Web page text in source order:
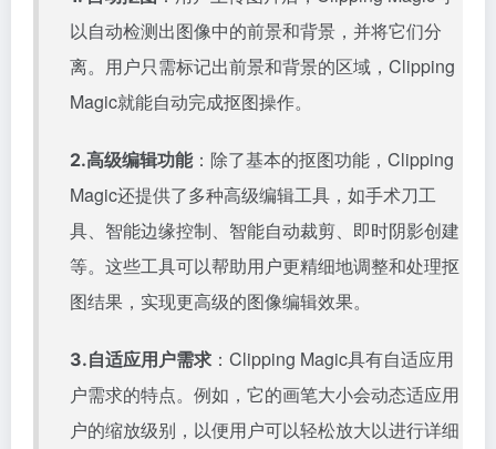
以自动检测出图像中的前景和背景，并将它们分
离。用户只需标记出前景和背景的区域，Clipping
Magic就能自动完成抠图操作。
2.高级编辑功能：除了基本的抠图功能，Clipping
Magic还提供了多种高级编辑工具，如手术刀工
具、智能边缘控制、智能自动裁剪、即时阴影创建
等。这些工具可以帮助用户更精细地调整和处理抠
图结果，实现更高级的图像编辑效果。
3.自适应用户需求 ：Clipping Magic具有自适应用
户需求的特点。例如，它的画笔大小会动态适应用
户的缩放级别，以便用户可以轻松放大以进行详细